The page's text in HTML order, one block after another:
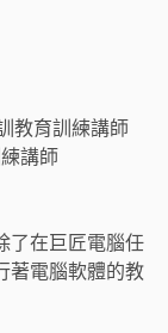
教育訓練講師
講師
了在巨匠電腦任
著電腦軟體的教